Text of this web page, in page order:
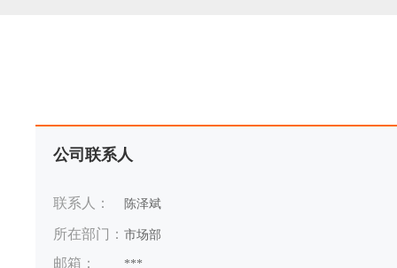
公司联系人
联系人： 陈泽斌
所在部门： 市场部
邮箱： ***